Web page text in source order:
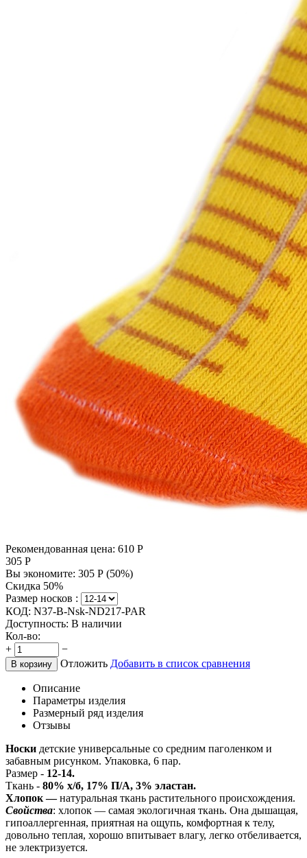
Рекомендованная цена: 610 Р
305 Р
Вы экономите: 305 Р (50%)
Скидка 50%
Размер носков :
КОД: N37-B-Nsk-ND217-PAR
Доступность: В наличии
Кол-во:
+
−
В корзину Отложить Добавить в список сравнения
Описание
Параметры изделия
Размерный ряд изделия
Отзывы
Носки детские универсальные со средним паголенком и
забавным рисунком. Упаковка, 6 пар.
Размер - 12-14.
Ткань - 80% х/б, 17% П/А, 3% эластан.
Хлопок —натуральная ткань растительного происхождения.
Свойства: хлопок — самая экологичная ткань. Она дышащая,
гипоаллергенная, приятная на ощупь, комфортная к телу,
довольно теплая, хорошо впитывает влагу, легко отбеливается,
не электризуется.